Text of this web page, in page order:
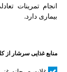
انجام تمرینات
بیماری دارد.
منابع غذایی سرشار از